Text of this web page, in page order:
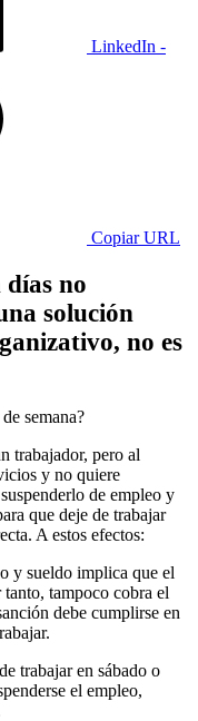
LinkedIn -
Copiar URL
no
solución
no es
trabajador, pero al
y no quiere
de empleo y
que deje de trabajar
A estos efectos:
y sueldo implica que el
tampoco cobra el
debe cumplirse en
trabajar en sábado o
el empleo,